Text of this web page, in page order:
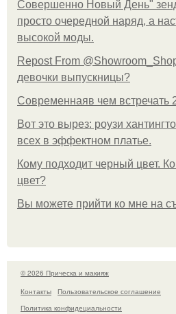
Совершенно Новый День"
просто очередной наряд, а
высокой моды.
Repost From
девочки выпускницы?
Современнаяв чем встречать
Вот это вырез: роузи
всех в эффектном платьe.
Кому подходит черный цвет.
цвет?
Вы можете прийти ко мне на
© 2026 Прическа и макияж
Контакты
Пользовательское соглашение
Политика конфидециальности